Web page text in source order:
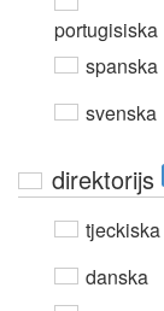
portugisiska
spanska
svenska
direktorijs
tjeckiska
danska